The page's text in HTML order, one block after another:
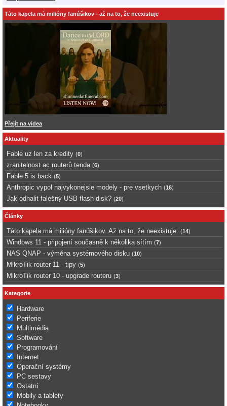
Táto kapela má milióny fanúšikov - až na to, že neexistuje
Přejít na videa
Aktuality
Fable uz len za kredity (0)
zranitelnost ac routerů tenda (6)
Fable 5 is back (5)
Anthropic vypol najvykonejsie modely - pre vsetkych (16)
Jak odhalit falešný USB flash disk? (20)
Články
Táto kapela má milióny fanúšikov. Až na to, že neexistuje. (14)
Windows 11 - připojení současně k několika sítím (7)
NAS QNAP - výměna systémového disku (10)
MikroTik router 11 - tipy (5)
MikroTik router 10 - upgrade routeru (3)
Kategorie
Hardware
Periferie
Multimédia
Software
Programování
Internet
Operační systémy
PC sestavy
Ostatní
Mobily a tablety